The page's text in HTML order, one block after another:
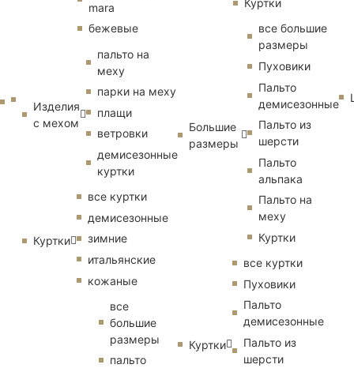
mara
бежевые
Изделия
с мехом
пальто на
меху
парки на меху
плащи
ветровки
демисезонные
куртки
Куртки
все куртки
демисезонные
зимние
итальянские
кожаные
все
большие
размеры
пальто
Куртки
Большие
размеры
все большие
размеры
Пуховики
Пальто
демисезонные
Пальто из
шерсти
Пальто
альпака
Пальто на
меху
Куртки
Куртки
все куртки
Пуховики
Пальто
демисезонные
Пальто из
шерсти